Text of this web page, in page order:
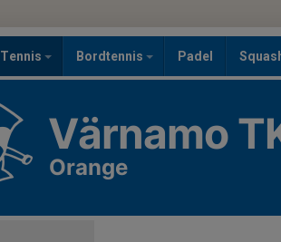
Tennis Bordtennis Padel
Värnamo
Orange